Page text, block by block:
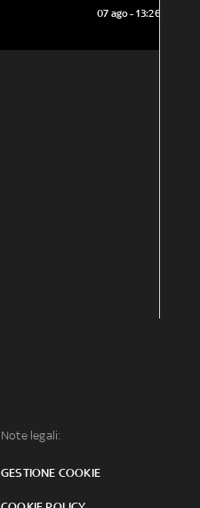
07 ago - 13:26
Note legali:
GESTIONE COOKIE